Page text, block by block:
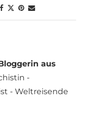
aus
-
- Weltreisende